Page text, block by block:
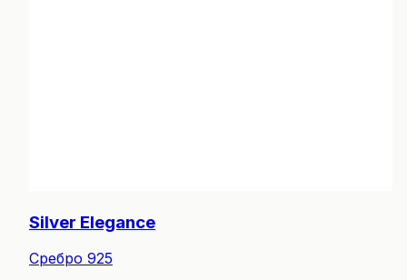
Silver Elegance
Сребро 925